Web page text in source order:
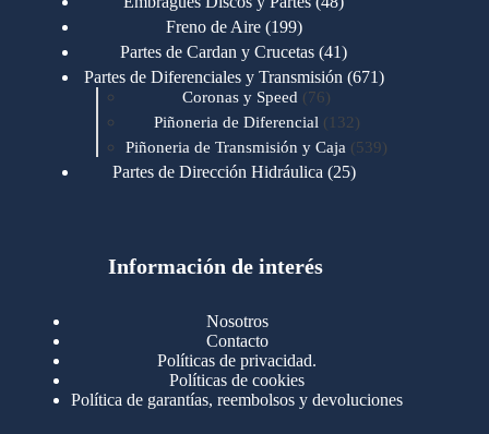
Freno de Aire 199199
productos
Partes de Cardan y Crucetas 4141
productos
Partes de Diferenciales y Transmisión 671671
Coronas y Speed 7676
productos
Piñoneria de Diferencial 132 132
productos
Piñoneria de Transmisión y Caja 539539
Partes de Dirección Hidráulica 2525
Motores Cummins 723
Cummins B/C 855
Cummins ISF
Cummins ISM
productos
Cummins ISX 100100
Información de interés
Nosotros
Contacto
Políticas de privacidad.
Políticas de cookies
Política de garantías, reembolsos y devoluciones